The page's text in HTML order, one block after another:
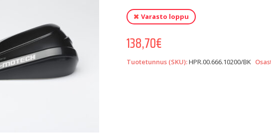
Varasto loppu
138,70€
Tuotetunnus (SKU):HPR.00.666.10200/BK